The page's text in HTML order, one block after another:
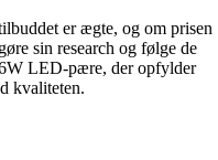
er ægte, og om prisen
sin research og følge de
LED-pære, der opfylder
kvaliteten.